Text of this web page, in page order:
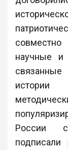
научные и
связанные
России
подписали